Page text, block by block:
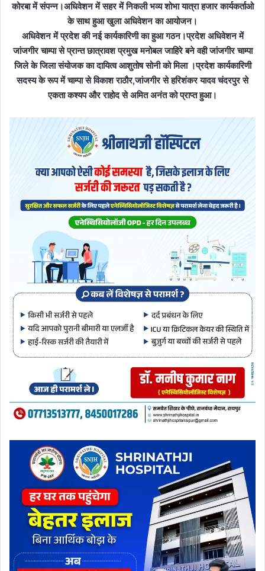
कोरबा में संपन्न।अधिवेशन में सहर में निकली भव्य शोभा यात्रा हजार कार्यकर्ताओ
के साथ हुआ खुला अधिवेशन का आयोजन।
अधिवेशन में प्रदेश की नई कार्यकारिणी का हुआ गठन।प्रदेश अधिवेशन में
जांजगीर चाम्पा से प्रान्त छात्रावश प्रमुख मनोबल जाहिरे बने वही जांजगीर चाम्पा
जिले के जिला संयोजक का दायित्व आशुतोष सोनी को मिला ।प्रदेश कार्यकारिणी
सदस्य के रूप में चाम्पा से विकाश राठौर,जांजगीर से हरिशंकर यादव चंदरपुर से
एकता कश्यप और राहोद से अमित अनंत को प्राप्त हुआ।